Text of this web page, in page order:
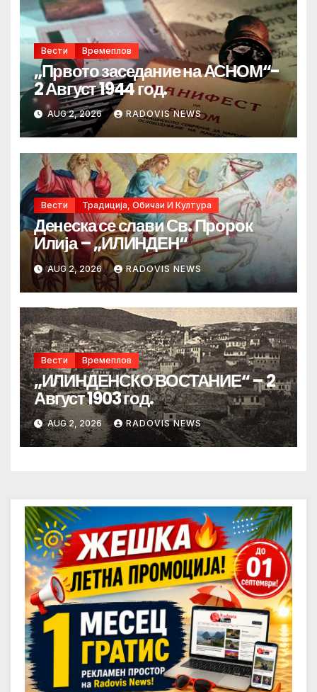
Вести Времеплов
„Првото заседание на АСНОМ“-
2 Август 1944 год.
AUG 2, 2026 RADOVIS NEWS
Вести Традиција, Обичаи И Култура
Денеска се слави Св. Пророк
Илија – „ИЛИНДЕН“
AUG 2, 2026 RADOVIS NEWS
Вести Времеплов
„ИЛИНДЕНСКО ВОСТАНИЕ“ – 2
Август 1903 год.
AUG 2, 2026 RADOVIS NEWS